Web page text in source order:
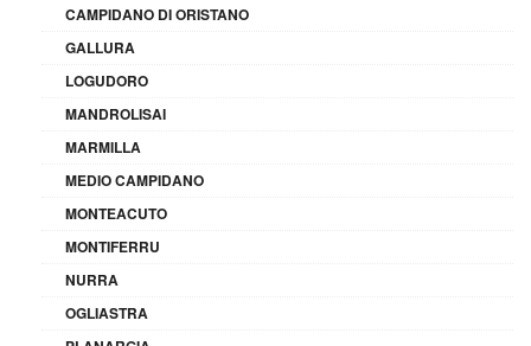
CAMPIDANO DI ORISTANO
GALLURA
LOGUDORO
MANDROLISAI
MARMILLA
MEDIO CAMPIDANO
MONTEACUTO
MONTIFERRU
NURRA
OGLIASTRA